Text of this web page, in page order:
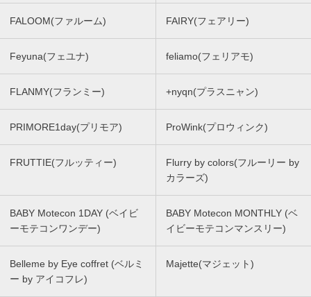
FALOOM(ファルーム) FAIRY(フェアリー)
Feyuna(フェユナ) feliamo(フェリアモ)
FLANMY(フランミー) +nyqn(プラスニャン)
PRIMORE1day(プリモア) ProWink(プロウィンク)
FRUTTIE(フルッティー)
Flurry by colors(フルーリー by
カラーズ)
BABY Motecon 1DAY (ベイビ
ーモテコンワンデー)
BABY Motecon MONTHLY (ベ
イビーモテコンマンスリー)
Belleme by Eye coffret (ベルミ
ー by アイコフレ)
Majette(マジェット)